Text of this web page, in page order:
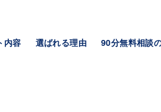
内容 選ばれる理由 90分無料相談